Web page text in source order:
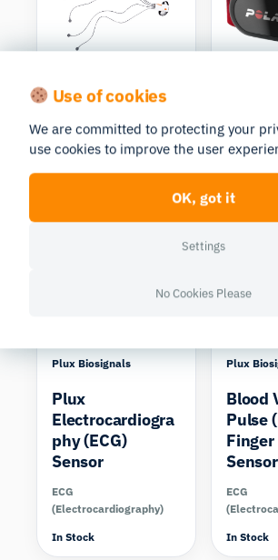
Kit
Plux Biosignals
Plux
Electrocardiogra
phy (ECG)
Sensor
ECG
(Electrocardiography)
In Stock
Compare
Plux
Blood
Pulse
Sensor
ECG
In Stock
Use of cookies
We are committed to protecting your
use cookies to improve the user
OK, got it
Settings
No Cookies Please